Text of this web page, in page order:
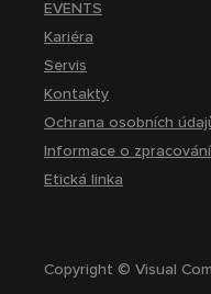
EVENTS
Kariéra
Servis
Kontakty
Ochrana osobních
Informace o
Etická linka
Copyright © Visual